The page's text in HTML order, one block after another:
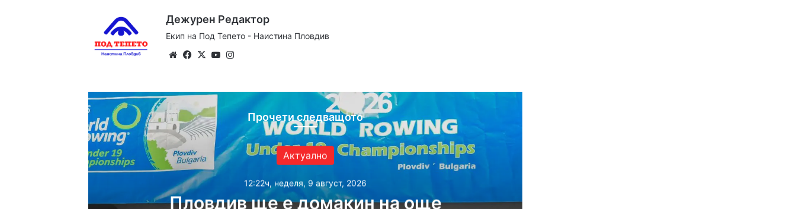
Дежурен Редактор
Екип на Под Тепето - Наистина Пловдив
WebsiteFacebook
X YouTube
Прочети следващото
Актуално
12:22ч, неделя, 9 август, 2026
Пловдив ще е домакин на още